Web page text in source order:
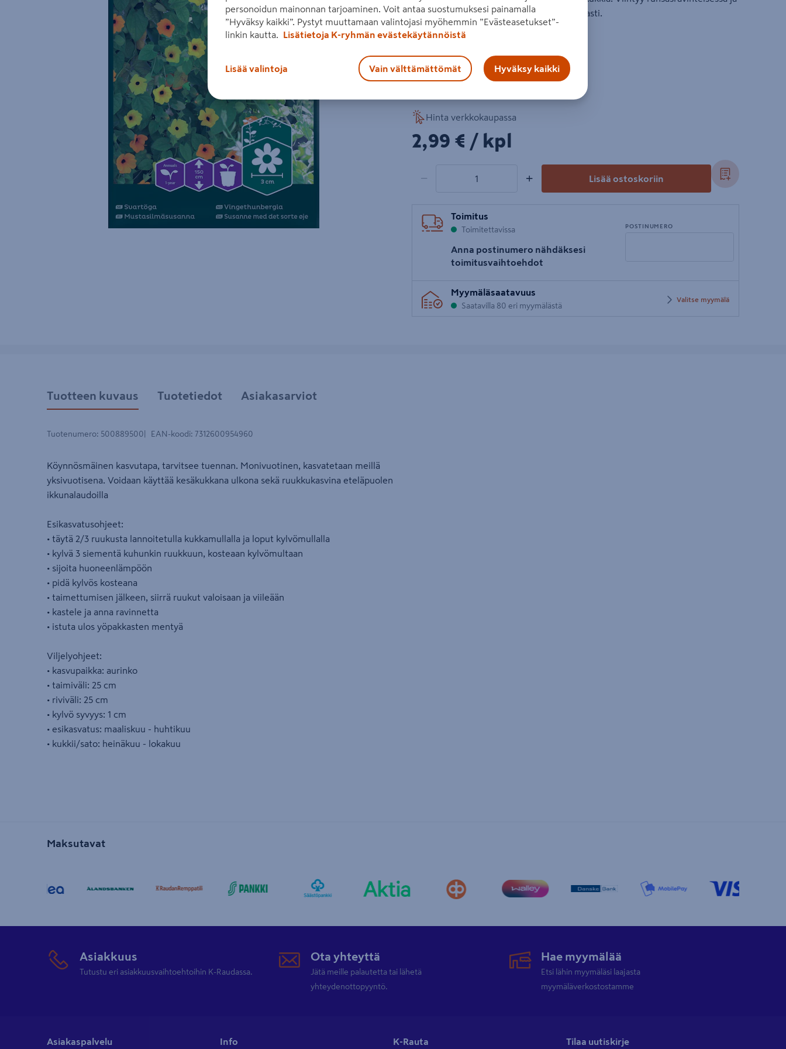
hyvin lannoitetussa maassa. Kastele runsaasti.
kasvupaikka: aurinko
kukkii/sato: heinäkuu - lokakuu
Hinta verkkokaupassa
2,99€/kpl
2,99 € / kpl
− + Lisää ostoskoriin
Toimitus
Toimitettavissa
Anna postinumero nähdäksesi
toimitusvaihtoehdot
POSTINUMERO
postinumero
Myymäläsaatavuus
Saatavilla 80 eri myymälästä
Valitse myymälä
Tuotteen kuvaus Tuotetiedot Asiakasarviot
Tuotenumero: 500889500 EAN-koodi: 7312600954960
Köynnösmäinen kasvutapa, tarvitsee tuennan. Monivuotinen, kasvatetaan meillä
yksivuotisena. Voidaan käyttää kesäkukkana ulkona sekä ruukkukasvina eteläpuolen
ikkunalaudoilla
Esikasvatusohjeet:
• täytä 2/3 ruukusta lannoitetulla kukkamullalla ja loput kylvömullalla
• kylvä 3 siementä kuhunkin ruukkuun, kosteaan kylvömultaan
• sijoita huoneenlämpöön
• pidä kylvös kosteana
• taimettumisen jälkeen, siirrä ruukut valoisaan ja viileään
• kastele ja anna ravinnetta
• istuta ulos yöpakkasten mentyä
Viljelyohjeet:
• kasvupaikka: aurinko
• taimiväli: 25 cm
• riviväli: 25 cm
• kylvö syvyys: 1 cm
• esikasvatus: maaliskuu - huhtikuu
• kukkii/sato: heinäkuu - lokakuu
Maksutavat
Asiakkuus
Tutustu eri asiakkuusvaihtoehtoihin K-Raudassa.
Ota yhteyttä
Jätä meille palautetta tai lähetä
yhteydenottopyyntö.
Hae myymälää
Etsi lähin myymäläsi laajasta
myymäläverkostostamme
Asiakaspalvelu Info K-Rauta Tilaa uutiskirje
personoidun mainonnan tarjoaminen. Voit antaa suostumuksesi painamalla
”Hyväksy kaikki”. Pystyt muuttamaan valintojasi myöhemmin ”Evästeasetukset”-
linkin kautta.
Lisätietoja K-ryhmän evästekäytännöistä
Lisää valintoja Vain välttämättömät Hyväksy kaikki